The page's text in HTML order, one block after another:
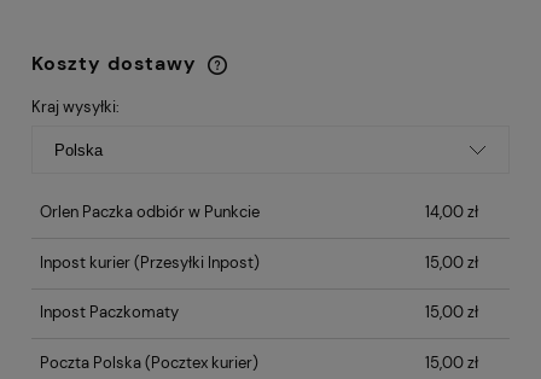
Koszty dostawy
Cena nie zawiera ewentualnych kosztów
płatności
Kraj wysyłki:
Orlen Paczka odbiór w Punkcie 14,00 zł
Inpost kurier(Przesyłki Inpost) 15,00 zł
Inpost Paczkomaty 15,00 zł
Poczta Polska(Pocztex kurier) 15,00 zł